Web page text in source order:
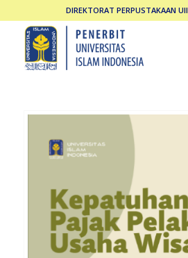
DIREKTORAT PERPUSTAKAAN UII